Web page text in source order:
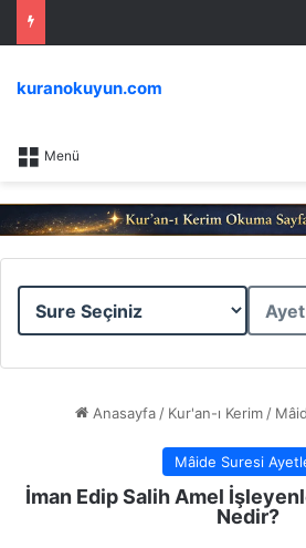
Menü
kuranokuyun.com
Sure
Ayet
Anasayfa / Kur'an-ı Kerim /
Mâide Suresi
İman Edip Salih Amel
Nedir?